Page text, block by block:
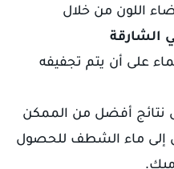
اللون من خلال
الشارقة
على أن يتم تجفيفه
نتائج أفضل من الممكن
إلى ماء الشطف للحصول